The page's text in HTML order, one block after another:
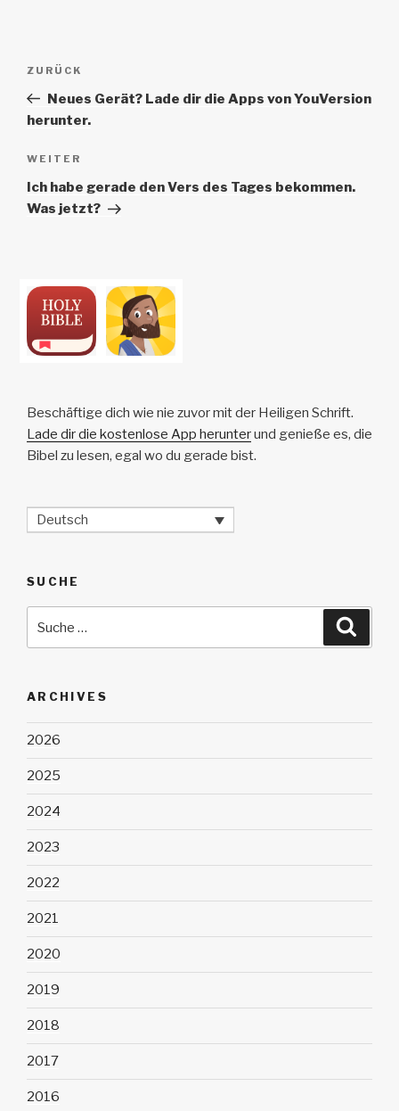
Beitrags-
Vorheriger
Beitrag
ZURÜCK
Neues Gerät? Lade dir die Apps von YouVersion
herunter.
Nächster
Beitrag
WEITER
Ich habe gerade den Vers des Tages bekommen.
Was jetzt?
Beschäftige dich wie nie zuvor mit der Heiligen Schrift.
Lade dir die kostenlose App herunterund genieße es, die
Bibel zu lesen, egal wo du gerade bist.
Deutsch
SUCHE
nach:
ARCHIVES
2026
2025
2024
2023
2022
2021
2020
2019
2018
2017
2016